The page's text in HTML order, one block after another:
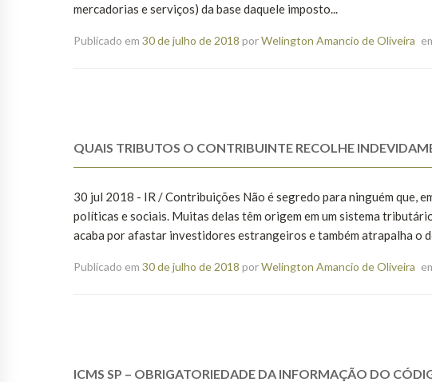
mercadorias e serviços) da base daquele imposto...
Publicado em 30 de julho de 2018 porWelington Amancio de Oliveira
QUAIS TRIBUTOS O CONTRIBUINTE RECOLHE
30 jul 2018 - IR / Contribuições Não é segredo para ninguém que,
políticas e sociais. Muitas delas têm origem em um sistema
acaba por afastar investidores estrangeiros e também atrapalha o
Publicado em 30 de julho de 2018 porWelington Amancio de Oliveira
ICMS SP – OBRIGATORIEDADE DA INFORMAÇÃO DO